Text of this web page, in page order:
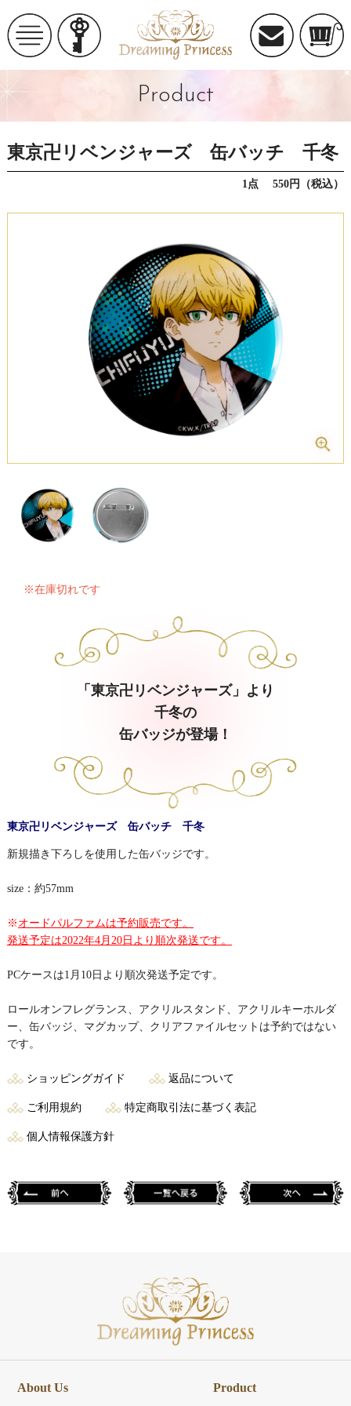
Product
東京卍リベンジャーズ 缶バッチ 千冬
1点 550円（税込）
※在庫切れです
「東京卍リベンジャーズ」より
千冬の
缶バッジが登場！
東京卍リベンジャーズ 缶バッチ 千冬
新規描き下ろしを使用した缶バッジです。
size：約57mm
※ オードパルファムは予約販売です。
発送予定は2022年4月20日より順次発送です。
PCケースは1月10日より順次発送予定です。
ロールオンフレグランス、アクリルスタンド、アクリルキーホルダ
ー、缶バッジ、マグカップ、クリアファイルセットは予約ではない
です。
ショッピングガイド 返品について
ご利用規約 特定商取引法に基づく表記
個人情報保護方針
About Us Product